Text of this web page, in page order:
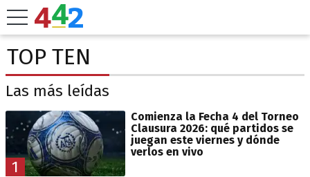
TOP TEN
Las más leídas
1
Comienza la Fecha 4 del Torneo
Clausura 2026: qué partidos se
juegan este viernes y dónde
verlos en vivo